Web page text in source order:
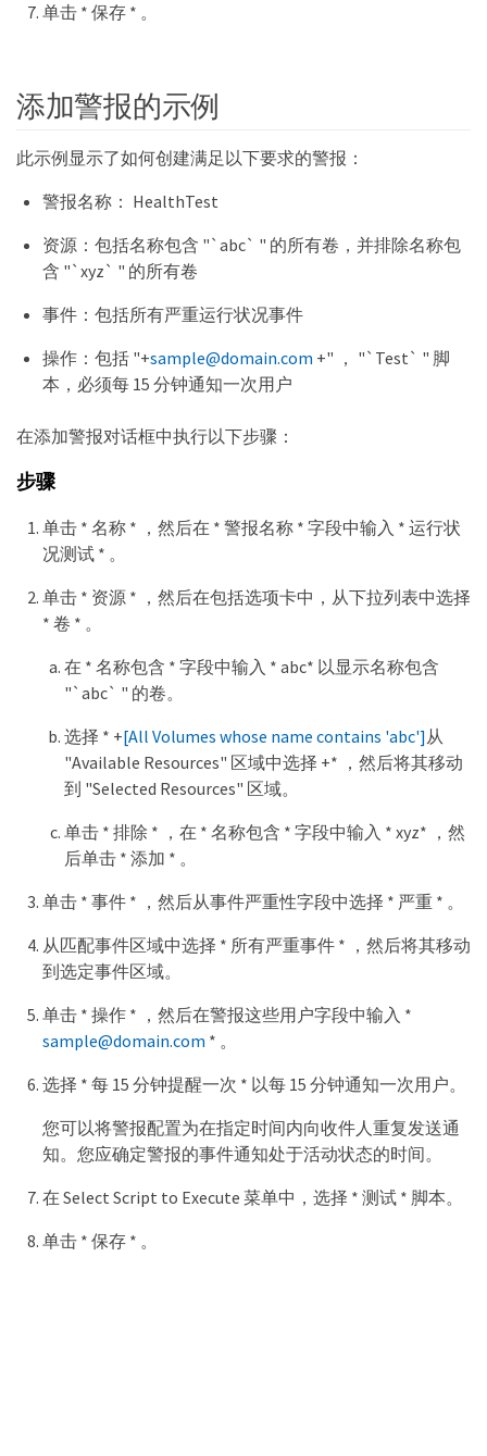
单击 * 保存 * 。
添加警报的示例
此示例显示了如何创建满足以下要求的警报：
警报名称： HealthTest
资源：包括名称包含 "`abc` " 的所有卷，并排除名称包
含 "`xyz` " 的所有卷
事件：包括所有严重运行状况事件
操作：包括 "+sample@domain.com +" ， "`Test` " 脚
本，必须每 15 分钟通知一次用户
在添加警报对话框中执行以下步骤：
步骤
单击 * 名称 * ，然后在 * 警报名称 * 字段中输入 * 运行状
况测试 * 。
单击 * 资源 * ，然后在包括选项卡中，从下拉列表中选择
* 卷 * 。
在 * 名称包含 * 字段中输入 * abc* 以显示名称包含
"`abc` " 的卷。
选择 * +[All Volumes whose name contains 'abc']从
"Available Resources" 区域中选择 +* ，然后将其移动
到 "Selected Resources" 区域。
单击 * 排除 * ，在 * 名称包含 * 字段中输入 * xyz* ，然
后单击 * 添加 * 。
单击 * 事件 * ，然后从事件严重性字段中选择 * 严重 * 。
从匹配事件区域中选择 * 所有严重事件 * ，然后将其移动
到选定事件区域。
单击 * 操作 * ，然后在警报这些用户字段中输入 *
sample@domain.com * 。
选择 * 每 15 分钟提醒一次 * 以每 15 分钟通知一次用户。
您可以将警报配置为在指定时间内向收件人重复发送通
知。您应确定警报的事件通知处于活动状态的时间。
在 Select Script to Execute 菜单中，选择 * 测试 * 脚本。
单击 * 保存 * 。